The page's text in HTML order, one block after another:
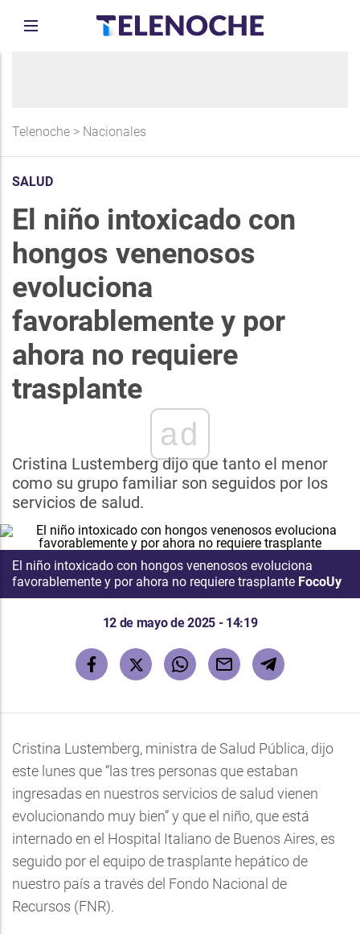
Telenoche > Nacionales
SALUD
El niño intoxicado con
hongos venenosos
evoluciona
favorablemente y por
ahora no requiere
trasplante
ad
Cristina Lustemberg dijo que tanto el menor
como su grupo familiar son seguidos por los
servicios de salud.
El niño intoxicado con hongos venenosos evoluciona
favorablemente y por ahora no requiere trasplante FocoUy
12 de mayo de 2025 - 14:19
Cristina Lustemberg, ministra de Salud Pública, dijo
este lunes que “las tres personas que estaban
ingresadas en nuestros servicios de salud vienen
evolucionando muy bien” y que el niño, que está
internado en el Hospital Italiano de Buenos Aires, es
seguido por el equipo de trasplante hepático de
nuestro país a través del Fondo Nacional de
Recursos (FNR).